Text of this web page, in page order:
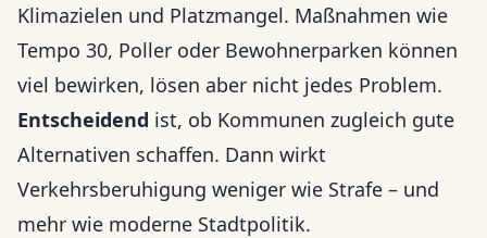
Klimazielen und Platzmangel. Maßnahmen wie
Tempo 30, Poller oder Bewohnerparken können
viel bewirken, lösen aber nicht jedes Problem.
Entscheidend ist, ob Kommunen zugleich gute
Alternativen schaffen. Dann wirkt
Verkehrsberuhigung weniger wie Strafe – und
mehr wie moderne Stadtpolitik.